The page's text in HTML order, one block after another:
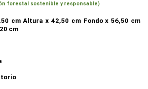
forestal sostenible y responsable)
cm Altura x 42,50 cm Fondo x 56,50 cm
cm